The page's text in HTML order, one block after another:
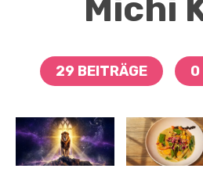
Michi
29 BEITRÄGE 0